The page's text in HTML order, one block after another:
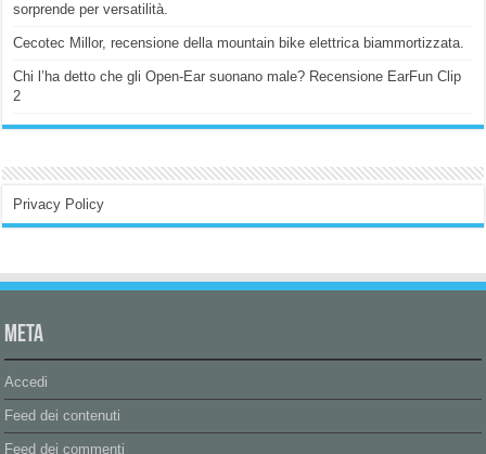
sorprende per versatilità.
Cecotec Millor, recensione della mountain bike elettrica biammortizzata.
Chi l’ha detto che gli Open-Ear suonano male? Recensione EarFun Clip
2
Privacy Policy
Meta
Accedi
Feed dei contenuti
Feed dei commenti